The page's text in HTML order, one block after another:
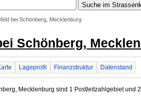
bei Schönberg, Mecklenburg
Schönberg,
Lageprofil Finanzstruktur Datenstand
Mecklenburg sind 1 Postleitzahlgebiet und